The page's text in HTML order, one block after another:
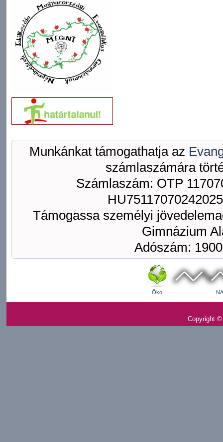
Munkánkat támogathatja az
számlaszámára
Számlaszám: OTP
Támogassa személyi
Gimnázium
Adószám:
Öko
Copyright